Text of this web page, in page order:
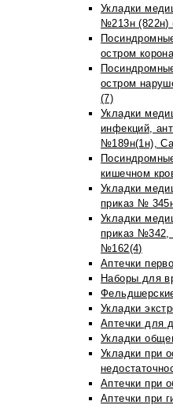
Укладки
№213н (822н)
остром
остром
(7)
Укладки
инфекций,
№189н(1н),
кишечном
Укладки
приказ №
Укладки
приказ №342,
№162(4)
Аптечки
Наборы для
Укладки
Аптечки для
Укладки
Укладки при
Аптечки при
Аптечки при